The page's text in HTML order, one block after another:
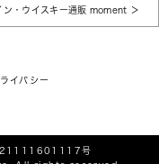
ン・ウイスキー通販 moment
号